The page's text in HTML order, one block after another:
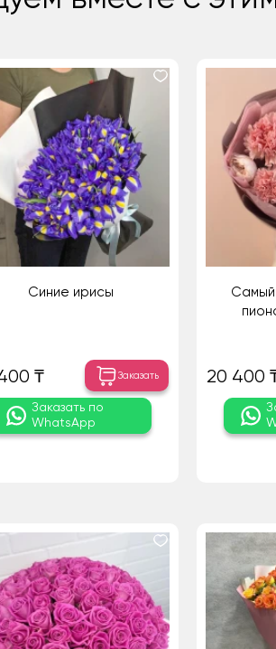
Синие ирисы
₸ Заказать
Заказать по
WhatsApp
Самый
20 400